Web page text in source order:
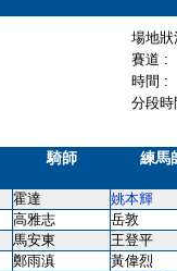
場地
賽道 :
時間 :
分段
騎師 練馬
霍達 姚本輝
高雅志 岳敦
馬安東 王登平
鄭雨滇 黃偉烈